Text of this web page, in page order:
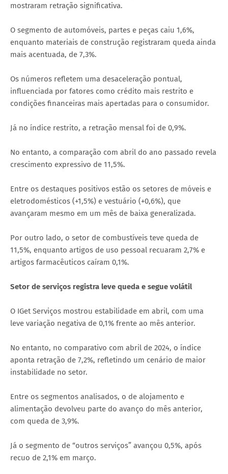
mostraram retração significativa.
O segmento de automóveis, partes e peças caiu 1,6%,
enquanto materiais de construção registraram queda ainda
mais acentuada, de 7,3%.
Os números refletem uma desaceleração pontual,
influenciada por fatores como crédito mais restrito e
condições financeiras mais apertadas para o consumidor.
Já no índice restrito, a retração mensal foi de 0,9%.
No entanto, a comparação com abril do ano passado revela
crescimento expressivo de 11,5%.
Entre os destaques positivos estão os setores de móveis e
eletrodomésticos (+1,5%) e vestuário (+0,6%), que
avançaram mesmo em um mês de baixa generalizada.
Por outro lado, o setor de combustíveis teve queda de
11,5%, enquanto artigos de uso pessoal recuaram 2,7% e
artigos farmacêuticos caíram 0,1%.
Setor de serviços registra leve queda e segue volátil
O IGet Serviços mostrou estabilidade em abril, com uma
leve variação negativa de 0,1% frente ao mês anterior.
No entanto, no comparativo com abril de 2024, o índice
aponta retração de 7,2%, refletindo um cenário de maior
instabilidade no setor.
Entre os segmentos analisados, o de alojamento e
alimentação devolveu parte do avanço do mês anterior,
com queda de 3,9%.
Já o segmento de “outros serviços” avançou 0,5%, após
recuo de 2,1% em março.